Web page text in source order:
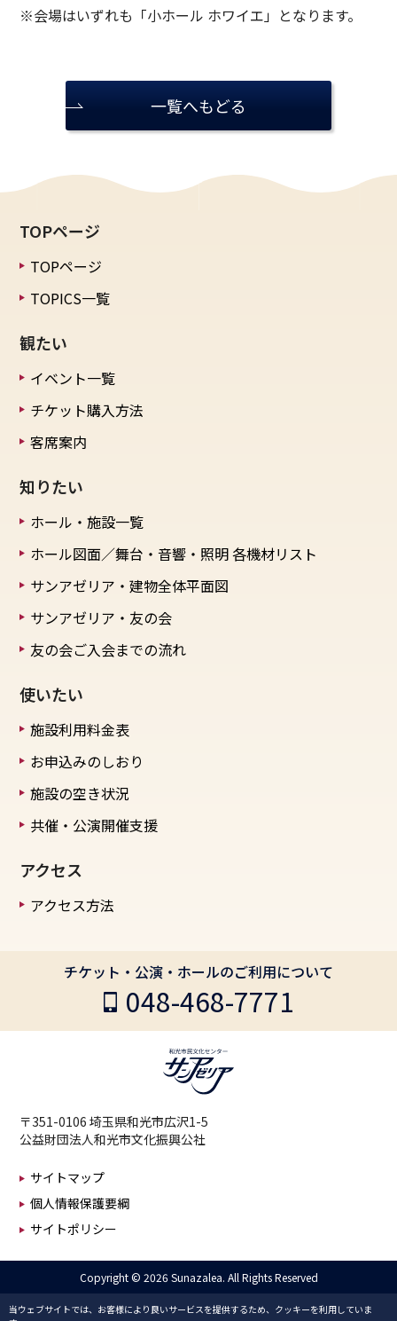
※会場はいずれも「小ホール ホワイエ」となります。
一覧へもどる
当ウェブサイトでは、お客様により良いサービスを提供するため、クッキーを利用していま
TOPページ
TOPページ
TOPICS一覧
観たい
イベント一覧
チケット購入方法
客席案内
知りたい
ホール・施設一覧
ホール図面／舞台・音響・照明各機材リスト
サンアゼリア・建物全体平面図
サンアゼリア・友の会
友の会ご入会までの流れ
使いたい
施設利用料金表
お申込みのしおり
施設の空き状況
共催・公演開催支援
アクセス
アクセス方法
チケット・公演・ホールのご利用について
048-468-7771
〒351-0106 埼玉県和光市広沢1-5
公益財団法人和光市文化振興公社
サイトマップ
個人情報保護要綱
サイトポリシー
Copyright © 2026 Sunazalea. All Rights Reserved